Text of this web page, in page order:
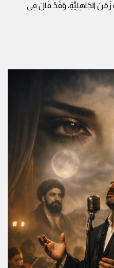
الجَاهِلِيَّةِ، وَقَدْ قَالَ فِي